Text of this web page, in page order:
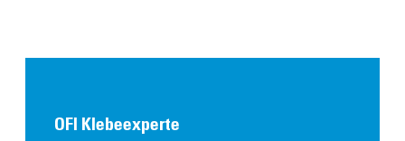
OFI Klebeexperte